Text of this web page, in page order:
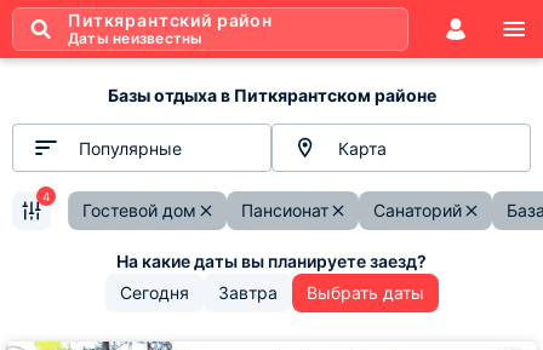
Питкярантский район
Даты неизвестны
Базы отдыха в Питкярантском районе
Популярные Карта
Гостевой дом Пансионат Санаторий
4
Сегодня Завтра Выбрать даты